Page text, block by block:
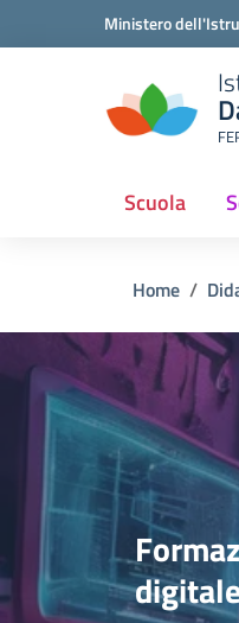
Ministero
Scuola
Home